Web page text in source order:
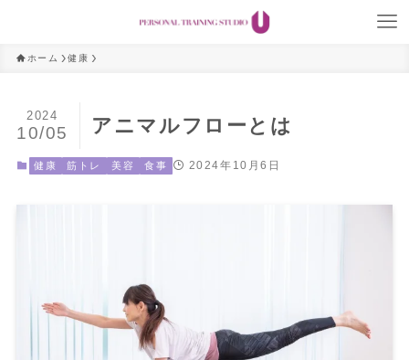
ホーム 健康
アニマルフローとは
2024
10/05
健康 筋トレ 美容 食事 2024年10月6日